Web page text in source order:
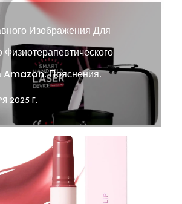
Изображения Для
Amazon: Пояснения.
2025 Г.